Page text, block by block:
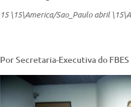
15 \15\America/Sao_Paulo abril
Por Secretaria-Executiva do FBES